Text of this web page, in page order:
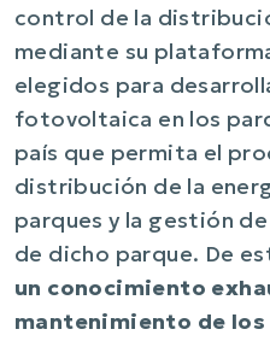
control de la
mediante su
elegidos para
fotovoltaica en los
país que permita el
distribución de la
parques y la gestión
de dicho parque. De
un conocimiento
mantenimiento de los